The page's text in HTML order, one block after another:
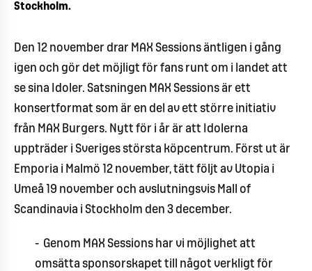
Stockholm.
Den 12 november drar MAX Sessions äntligen i gång
igen och gör det möjligt för fans runt om i landet att
se sina Idoler. Satsningen MAX Sessions är ett
konsertformat som är en del av ett större initiativ
från MAX Burgers. Nytt för i år är att Idolerna
uppträder i Sveriges största köpcentrum. Först ut är
Emporia i Malmö 12 november, tätt följt av Utopia i
Umeå 19 november och avslutningsvis Mall of
Scandinavia i Stockholm den 3 december.
- Genom MAX Sessions har vi möjlighet att
omsätta sponsorskapet till något verkligt för